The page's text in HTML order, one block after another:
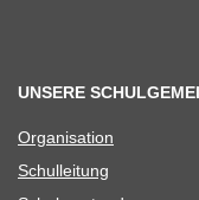
UNSERE
Orga­ni­sa­tion
Schul­lei­tung